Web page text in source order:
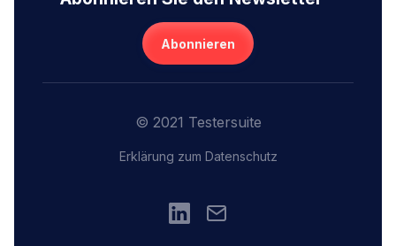
Abonnieren
© 2021 Testersuite
Erklärung zum Datenschutz